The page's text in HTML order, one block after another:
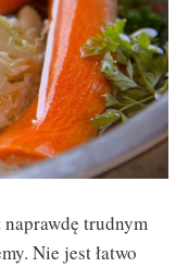
trudnym
Nie jest łatwo